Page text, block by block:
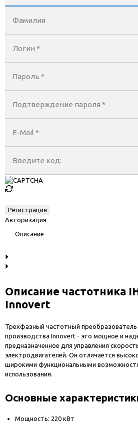
Фамилия
Логин *
Пароль *
Подтверждение пароля *
E-Mail *
Введите код:
Авторизация
Описание
Описание частотника
Innovert
Трехфазный частотный преобразователь
производства Innovert - это мощное и
предназначенное для управления
электродвигателей. Он отличается
широкими функциональными
использования.
Основные
Мощность: 220 кВт